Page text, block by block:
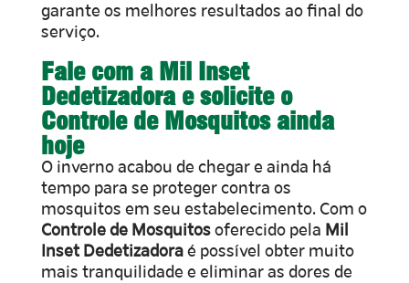
garante os melhores resultados ao final do
serviço.
Fale com a Mil Inset
Dedetizadora e solicite o
Controle de Mosquitos ainda
hoje
O inverno acabou de chegar e ainda há
tempo para se proteger contra os
mosquitos em seu estabelecimento. Com o
Controle de Mosquitosoferecido pela Mil
Inset Dedetizadoraé possível obter muito
mais tranquilidade e eliminar as dores de